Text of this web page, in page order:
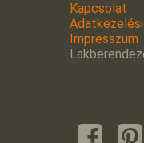
Kapcsolat
Impresszum